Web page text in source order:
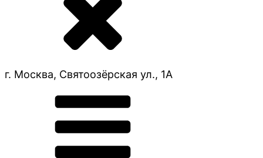
г. Москва, Святоозёрская ул., 1А